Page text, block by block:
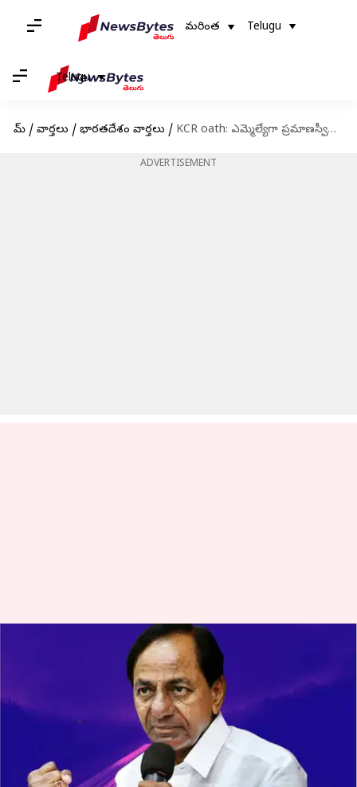
మరింత Telugu
Telugu
హోమ్ / వార్తలు / భారతదేశం వార్తలు / KCR oath: ఎమ్మెల్యేగా ప్రమాణస్వీకారం చేసిన బీఆర్‌ఎస్ అధినేత కేసీఆర్
ADVERTISEMENT
KCR oath: ఎమ్మెల్యేగా
ప్రమాణస్వీకారం చేసిన బీఆర్‌ఎస్
అధినేత కేసీఆర్
Feb 01, 2024 01:20 pm
ఈ వార్తాకథనం ఏంటి